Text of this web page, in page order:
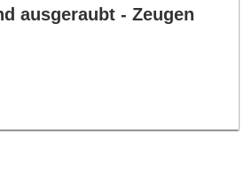
ausgeraubt - Zeugen